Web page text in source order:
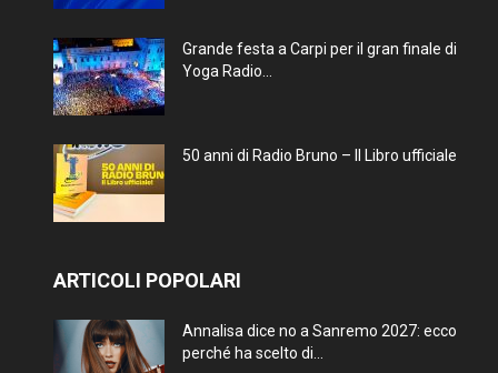
Grande festa a Carpi per il gran finale di
Yoga Radio...
50 anni di Radio Bruno – Il Libro ufficiale
ARTICOLI POPOLARI
Annalisa dice no a Sanremo 2027: ecco
perché ha scelto di...